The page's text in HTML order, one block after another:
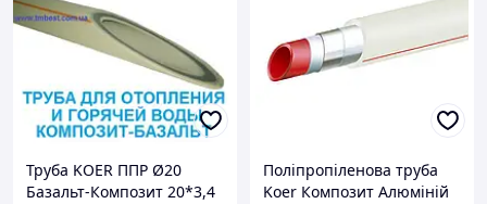
Труба KOER ППР Ø20
Базальт-Композит 20*3,4
Поліпропіленова труба
Koer Композит Алюміній